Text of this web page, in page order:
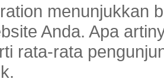
menunjukkan
Anda. Apa
rata-rata